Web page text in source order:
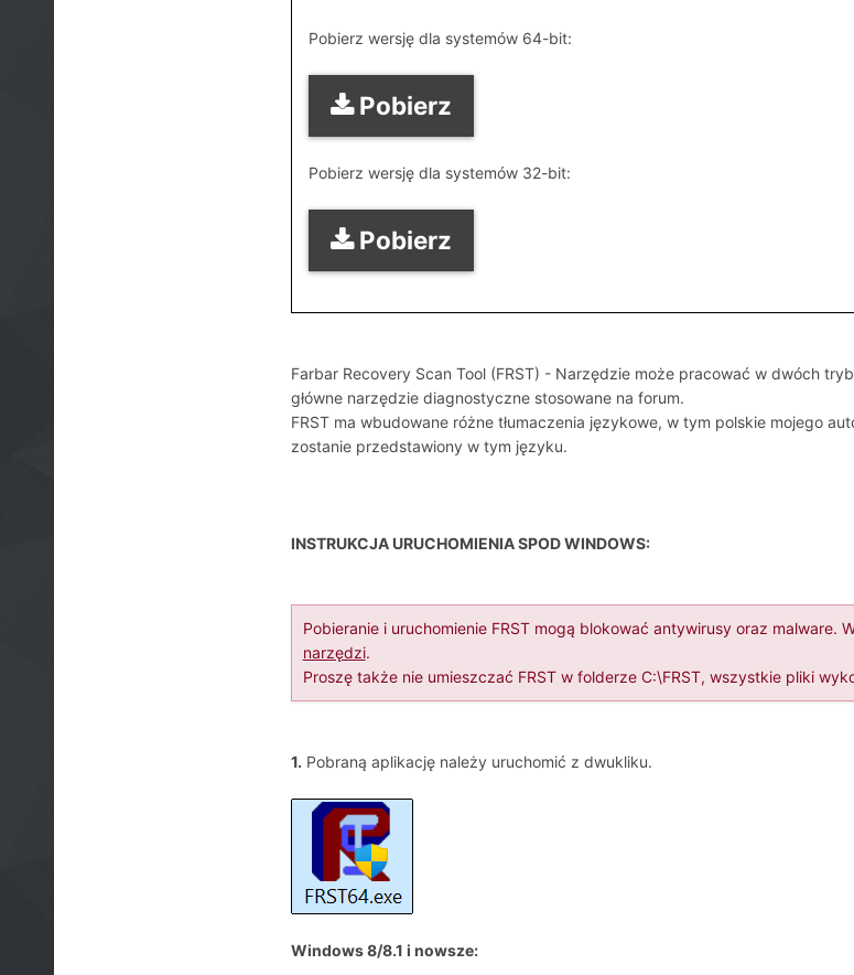
Pobierz wersję dla systemów 64-bit:
Pobierz
Pobierz wersję dla systemów 32-bit:
Pobierz
Farbar Recovery Scan Tool (FRST) - Narzędzie może pracować w dwóch
główne narzędzie diagnostyczne stosowane na forum.
FRST ma wbudowane różne tłumaczenia językowe, w tym polskie mojego
zostanie przedstawiony w tym języku.
INSTRUKCJA URUCHOMIENIA SPOD WINDOWS:
Pobieranie i uruchomienie FRST mogą blokować antywirusy oraz
narzędzi.
Proszę także nie umieszczać FRST w folderze C:\FRST, wszystkie pliki
1. Pobraną aplikację należy uruchomić z dwukliku.
Windows 8/8.1 i nowsze: